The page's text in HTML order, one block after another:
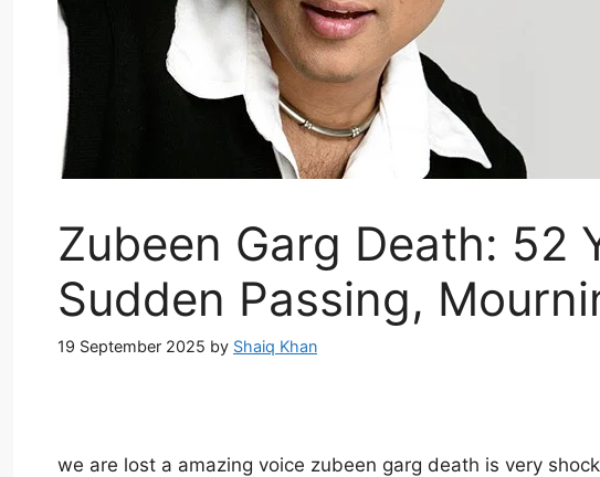
Zubeen Garg Death: 52
Sudden Passing,
19 September 2025 by Shaiq Khan
we are lost a amazing voice zubeen garg death is very